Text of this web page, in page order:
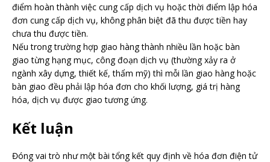
điểm hoàn thành việc cung cấp dịch vụ hoặc thời điểm lập hóa
đơn cung cấp dịch vụ, không phân biệt đã thu được tiền hay
chưa thu được tiền.
Nếu trong trường hợp giao hàng thành nhiều lần hoặc bàn
giao từng hạng mục, công đoạn dịch vụ (thường xảy ra ở
ngành xây dựng, thiết kế, thẩm mỹ) thì mỗi lần giao hàng hoặc
bàn giao đều phải lập hóa đơn cho khối lượng, giá trị hàng
hóa, dịch vụ được giao tương ứng.
Kết luận
Đóng vai trò như một bài tổng kết quy định về hóa đơn điện tử